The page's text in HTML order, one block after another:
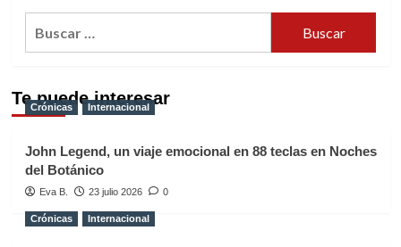
Te puede interesar
Crónicas Internacional
John Legend, un viaje emocional en 88 teclas en Noches
del Botánico
Eva B. 23 julio 2026 0
Crónicas Internacional